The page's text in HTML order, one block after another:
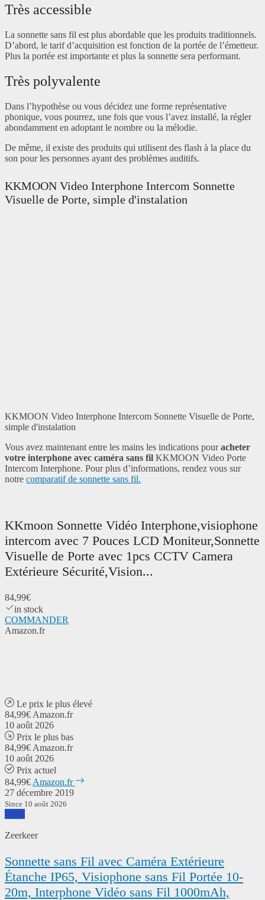
Très accessible
La sonnette sans fil est plus abordable que les produits traditionnels.
D’abord, le tarif d’acquisition est fonction de la portée de l’émetteur.
Plus la portée est importante et plus la sonnette sera performant.
Très polyvalente
Dans l’hypothèse ou vous décidez une forme représentative
phonique, vous pourrez, une fois que vous l’avez installé, la régler
abondamment en adoptant le nombre ou la mélodie.
De même, il existe des produits qui utilisent des flash à la place du
son pour les personnes ayant des problèmes auditifs.
KKMOON Video Interphone Intercom Sonnette
Visuelle de Porte, simple d'instalation
KKMOON Video Interphone Intercom Sonnette Visuelle de Porte,
simple d'instalation
Vous avez maintenant entre les mains les indications pouracheter
votre interphone avec caméra sans fil KKMOON Video Porte
Intercom Interphone. Pour plus d’informations, rendez vous sur
notre comparatif de sonnette sans fil.
KKmoon Sonnette Vidéo Interphone,visiophone
intercom avec 7 Pouces LCD Moniteur,Sonnette
Visuelle de Porte avec 1pcs CCTV Camera
Extérieure Sécurité,Vision...
84,99€
in stock
COMMANDER
Amazon.fr
Le prix le plus élevé
84,99€ Amazon.fr
10 août 2026
Prix le plus bas
84,99€ Amazon.fr
10 août 2026
Prix actuel
84,99€ Amazon.fr
27 décembre 2019
Since 10 août 2026
-14%
Zeerkeer
Sonnette sans Fil avec Caméra Extérieure
Étanche IP65, Visiophone sans Fil Portée 10-
20m, Interphone Vidéo sans Fil 1000mAh,